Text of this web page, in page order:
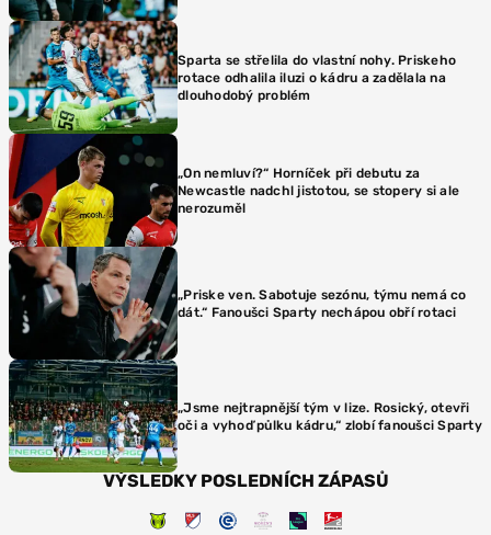
Sparta se střelila do vlastní nohy. Priskeho
rotace odhalila iluzi o kádru a zadělala na
dlouhodobý problém
„On nemluví?“ Horníček při debutu za
Newcastle nadchl jistotou, se stopery si ale
nerozuměl
„Priske ven. Sabotuje sezónu, týmu nemá co
dát.“ Fanoušci Sparty nechápou obří rotaci
„Jsme nejtrapnější tým v lize. Rosický, otevři
oči a vyhoď půlku kádru,“ zlobí fanoušci Sparty
VÝSLEDKY POSLEDNÍCH ZÁPASŮ